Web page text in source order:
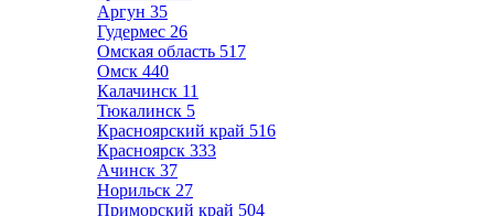
Аргун 35
Гудермес 26
Омская область 517
Омск 440
Калачинск 11
Тюкалинск 5
Красноярский край 516
Красноярск 333
Ачинск 37
Норильск 27
Приморский край 504